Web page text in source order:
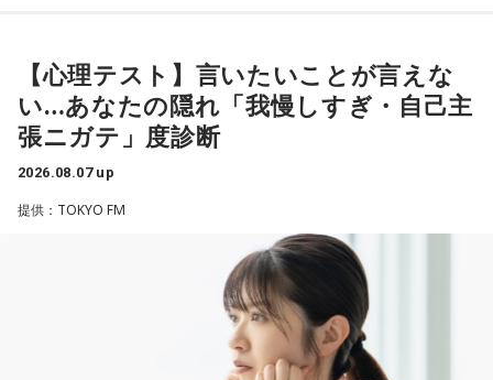
【心理テスト】言いたいことが言えな
い…あなたの隠れ「我慢しすぎ・自己主
張ニガテ」度診断
2026.08.07 up
提供：TOKYO FM